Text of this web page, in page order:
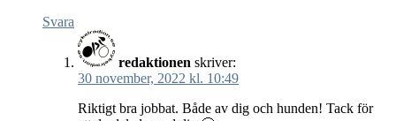
Svara
redaktionen skriver:
30 november, 2022 kl. 10:49
Riktigt bra jobbat. Både av dig och hunden! Tack för